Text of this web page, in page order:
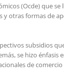
(Ocde) que se
y otras formas de
subsidios
se hizo énfasis
de comercio